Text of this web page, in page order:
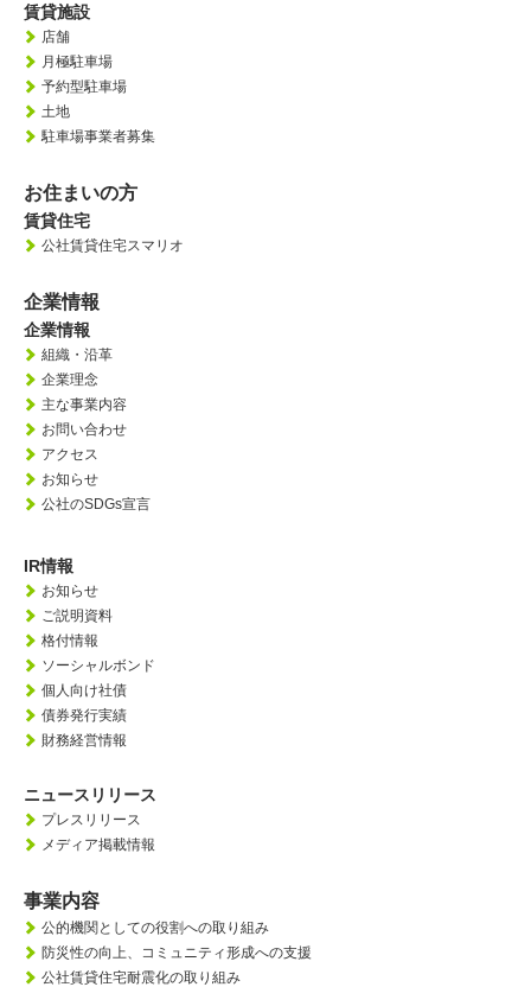
賃貸施設
店舗
月極駐車場
予約型駐車場
土地
駐車場事業者募集
お住まいの方
賃貸住宅
公社賃貸住宅スマリオ
企業情報
企業情報
組織・沿革
企業理念
主な事業内容
お問い合わせ
アクセス
お知らせ
公社のSDGs宣言
IR情報
お知らせ
ご説明資料
格付情報
ソーシャルボンド
個人向け社債
債券発行実績
財務経営情報
ニュースリリース
プレスリリース
メディア掲載情報
事業内容
公的機関としての役割への取り組み
防災性の向上、 コミュニティ形成への支援
公社賃貸住宅耐震化の取り組み